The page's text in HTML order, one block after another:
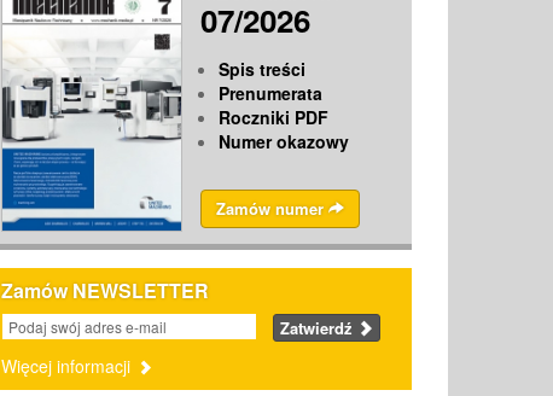
07/2026
Spis treści
Prenumerata
Roczniki PDF
Numer okazowy
Zamów numer
Zamów NEWSLETTER
Zatwierdź
Więcej informacji